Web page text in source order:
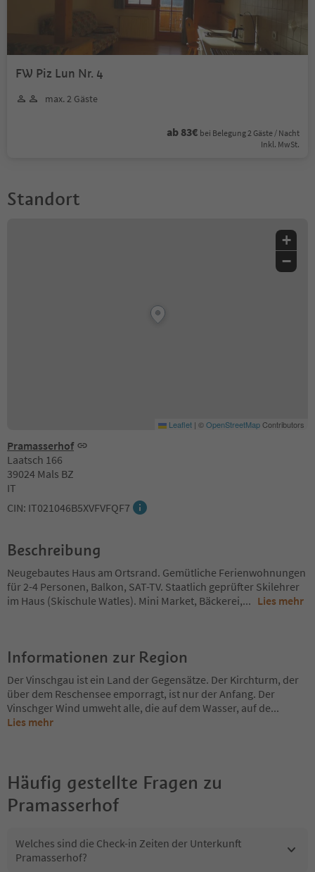
FW Piz Lun Nr. 4
max. 2 Gäste
ab 83€ bei Belegung 2 Gäste / Nacht
Inkl. MwSt.
Standort
Pramasserhof
Laatsch 166
39024 Mals BZ
IT
CIN: IT021046B5XVFVFQF7
+
−
Leaflet | ©OpenStreetMapContributors
Beschreibung
Neugebautes Haus am Ortsrand. Gemütliche Ferienwohnungen
für 2-4 Personen, Balkon, SAT-TV. Staatlich geprüfter Skilehrer
im Haus (Skischule Watles). Mini Market, Bäckerei,... Lies mehr
Informationen zur Region
Der Vinschgau ist ein Land der Gegensätze. Der Kirchturm, der
über dem Reschensee emporragt, ist nur der Anfang. Der
Vinschger Wind umweht alle, die auf dem Wasser, auf de...
Lies mehr
Häufig gestellte Fragen zu
Pramasserhof
Welches sind die Check-in Zeiten der Unterkunft
Pramasserhof?